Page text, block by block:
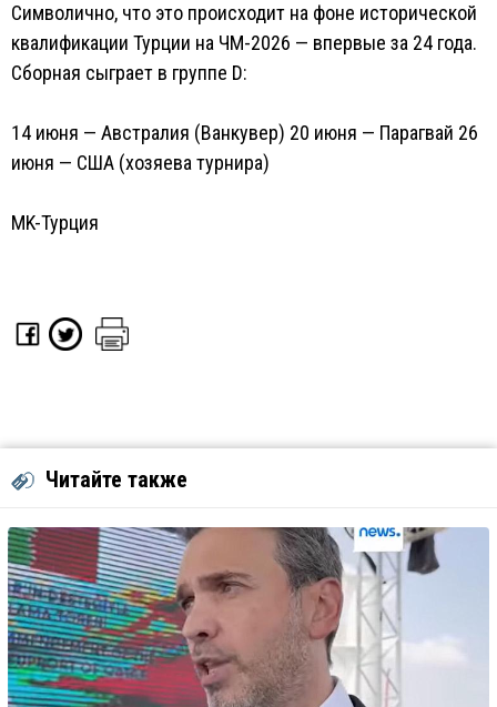
Символично, что это происходит на фоне исторической
квалификации Турции на ЧМ-2026 — впервые за 24 года.
Сборная сыграет в группе D:
14 июня — Австралия (Ванкувер) 20 июня — Парагвай 26
июня — США (хозяева турнира)
MK-Турция
Читайте также